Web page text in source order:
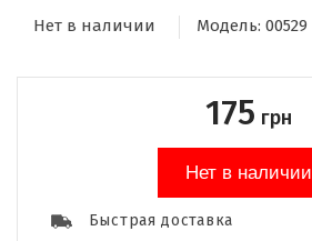
Нет в наличии Модель: 00529
175 грн
Нет в наличии
Быстрая доставка